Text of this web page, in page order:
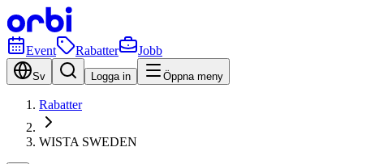
Event Rabatter Jobb
Sv Logga in Öppna meny
Rabatter
WISTA SWEDEN